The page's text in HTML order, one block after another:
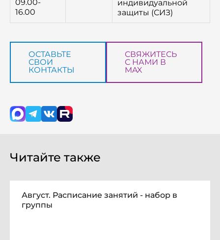
09.00-
16.00
индивидуальной
защиты (СИЗ)
ОСТАВЬТЕ
СВОИ
КОНТАКТЫ
СВЯЖИТЕСЬ
С НАМИ В
MAX
Читайте также
Август. Расписание занятий - набор в
группы